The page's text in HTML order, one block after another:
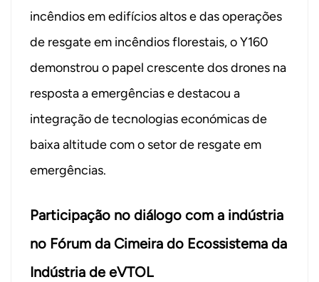
incêndios em edifícios altos e das operações
de resgate em incêndios florestais, o Y160
demonstrou o papel crescente dos drones na
resposta a emergências e destacou a
integração de tecnologias económicas de
baixa altitude com o setor de resgate em
emergências.
Participação no diálogo com a indústria
no Fórum da Cimeira do Ecossistema da
Indústria de eVTOL